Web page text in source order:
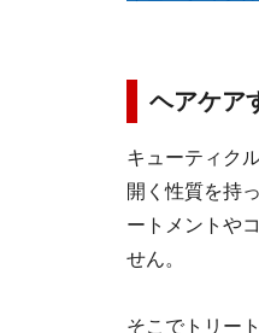
ヘアケア
キューティク
開く性質を持
ートメントや
せん。
そこでトリー